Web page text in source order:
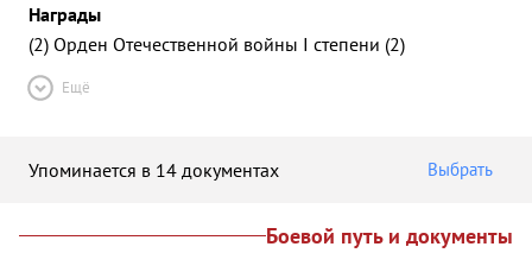
Награды
(2) Орден Отечественной войны I степени (2)
Ещё
Упоминается в 14 документах Выбрать
Боевой путь и документы